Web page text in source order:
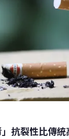
幣21億元，其中
子長達2年8個月
且在爆發豬隻死
隻共46頭，差
抗裂性比傳